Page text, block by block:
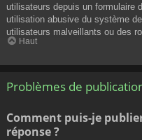
utilisateurs depuis un formulaire
utilisation abusive du système
utilisateurs malveillants ou des
Haut
Problèmes de
Comment puis-je
réponse ?